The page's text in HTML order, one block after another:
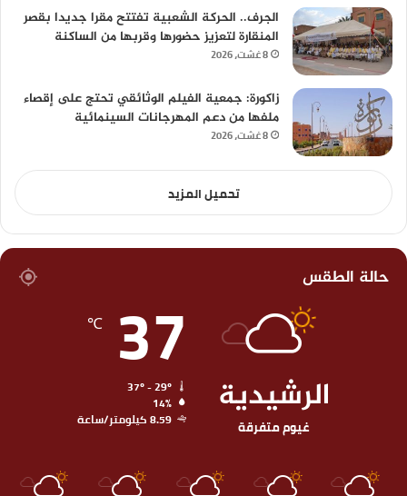
الجرف.. الحركة الشعبية تفتتح مقرا جديدا بقصر
المنقارة لتعزيز حضورها وقربها من الساكنة
8 غشت، 2026
زاكورة: جمعية الفيلم الوثائقي تحتج على إقصاء
ملفها من دعم المهرجانات السينمائية
8 غشت، 2026
تحميل المزيد
حالة الطقس
الرشيدية
غيوم متفرقة
37
℃
14%
8.59 كيلومتر/ساعة